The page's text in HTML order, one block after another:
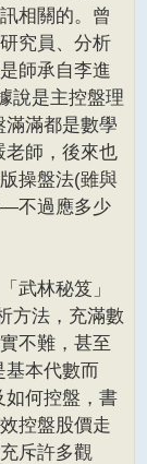
相關的。曾
究員、分析
師承自李進
說是主控盤理
滿都是數學
老師，後來也
操盤法(雖與
—不過應多少
武林秘笈」
方法，充滿數
不難，甚至
基本代數而
如何控盤，書
控盤股價走
斥許多觀